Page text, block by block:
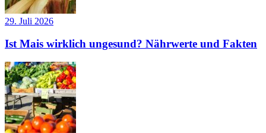
29. Juli 2026
Ist Mais wirklich ungesund? Nährwerte und Fakten